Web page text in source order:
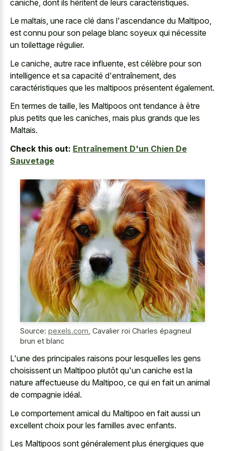
caniche, dont ils héritent de leurs caractéristiques.
Le maltais, une race clé dans l'ascendance du Maltipoo,
est connu pour son pelage blanc soyeux qui nécessite
un toilettage régulier.
Le caniche, autre race influente, est célèbre pour son
intelligence et sa capacité d'entraînement, des
caractéristiques que les maltipoos présentent également.
En termes de taille, les Maltipoos ont tendance à être
plus petits que les caniches, mais plus grands que les
Maltais.
Check this out: Entraînement D'un Chien De
Sauvetage
Source: pexels.com Cavalier roi Charles épagneul
brun et blanc
L'une des principales raisons pour lesquelles les gens
choisissent un Maltipoo plutôt qu'un caniche est la
nature affectueuse du Maltipoo, ce qui en fait un animal
de compagnie idéal.
Le comportement amical du Maltipoo en fait aussi un
excellent choix pour les familles avec enfants.
Les Maltipoos sont généralement plus énergiques que